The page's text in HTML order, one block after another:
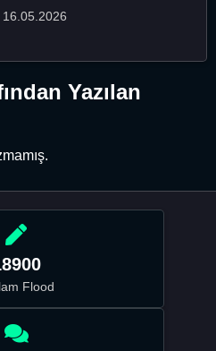
16.05.2026
Yazılan
Flood